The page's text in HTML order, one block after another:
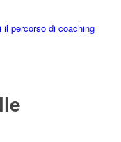
il percorso di coaching